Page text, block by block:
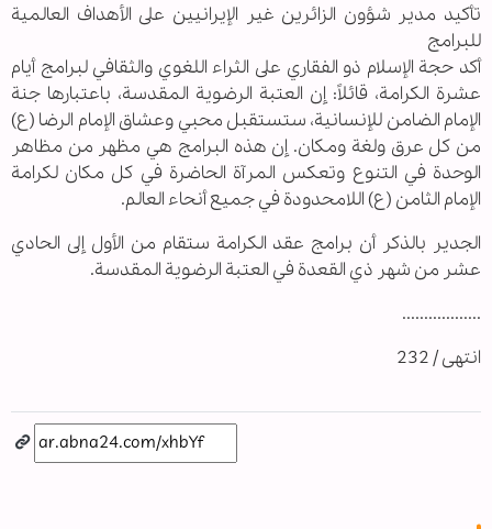
تأکید مدير شؤون الزائرین غير الإيرانيين على الأهداف العالمية
للبرامج
أكد حجة الإسلام ذو الفقاري على الثراء اللغوي والثقافي لبرامج أیام
عشرة الكرامة، قائلاً: إن العتبة الرضوية المقدسة، باعتبارها جنة
الإمام الضامن للإنسانية، ستستقبل محبي وعشاق الإمام الرضا (ع)
من كل عرق ولغة ومکان. إن هذه البرامج هي مظهر من مظاهر
الوحدة في التنوع وتعكس المرآة الحاضرة في كل مكان لكرامة
الإمام الثامن (ع) اللامحدودة في جميع أنحاء العالم.
الجدیر بالذکر أن برامج عقد الكرامة ستقام من الأول إلى الحادي
عشر من شهر ذي القعدة في العتبة الرضوية المقدسة.
..................
انتهى / 232